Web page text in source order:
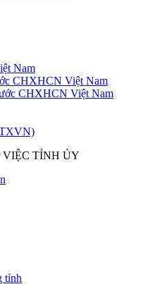
Nam
CHXHCN Việt Nam
CHXHCN Việt Nam
VIỆC TỈNH ỦY
tỉnh